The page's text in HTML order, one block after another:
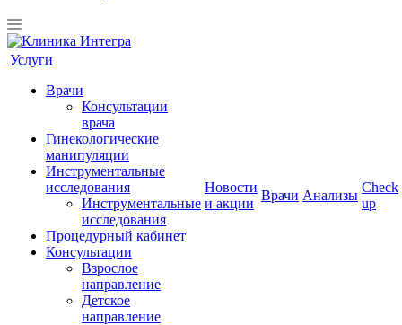
Услуги
Врачи
Консультации
врача
Гинекологические
манипуляции
Инструментальные
исследования
Инструментальные
исследования
Процедурный кабинет
Консультации
Взрослое
направление
Детское
направление
Новости
и акции
Врачи Анализы
Check
up